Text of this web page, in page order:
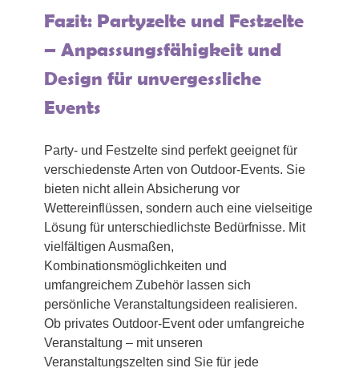
Fazit: Partyzelte und Festzelte
– Anpassungsfähigkeit und
Design für unvergessliche
Events
Party- und Festzelte sind perfekt geeignet für
verschiedenste Arten von Outdoor-Events. Sie
bieten nicht allein Absicherung vor
Wettereinflüssen, sondern auch eine vielseitige
Lösung für unterschiedlichste Bedürfnisse. Mit
vielfältigen Ausmaßen,
Kombinationsmöglichkeiten und
umfangreichem Zubehör lassen sich
persönliche Veranstaltungsideen realisieren.
Ob privates Outdoor-Event oder umfangreiche
Veranstaltung – mit unseren
Veranstaltungszelten sind Sie für jede